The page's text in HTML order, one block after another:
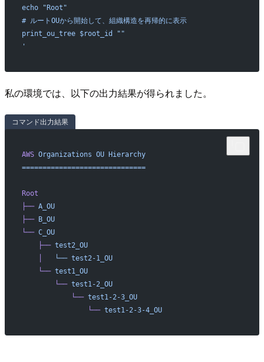
echo "Root"
# ルートOUから開始して、組織構造を再帰的に表示
print_ou_tree $root_id ""
'
私の環境では、以下の出力結果が得られました。
コマンド出力結果
AWS Organizations OU Hierarchy
==============================
Root
├── A_OU
├── B_OU
└── C_OU
    ├──
test2_OU
   └──
test2-1_OU
    └──
test1_OU
        └──
test1-2_OU
            └──
test1-2-3_OU
                └──
test1-2-3-4_OU